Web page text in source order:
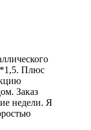
Плюс
Заказ
недели. Я